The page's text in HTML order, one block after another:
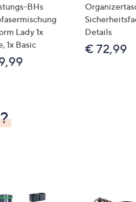
BHs
Lady 1x
1x Basic
Details
€ 72,99